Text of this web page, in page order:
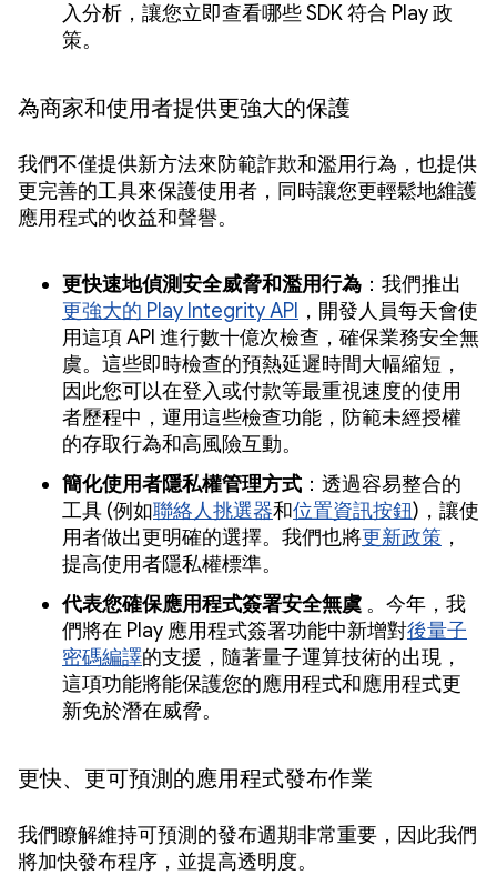
入分析，讓您立即查看哪些 SDK 符合 Play 政
策。
為商家和使用者提供更強大的保護
我們不僅提供新方法來防範詐欺和濫用行為，也提供
更完善的工具來保護使用者，同時讓您更輕鬆地維護
應用程式的收益和聲譽。
更快速地偵測安全威脅和濫用行為 ：我們推出
更強大的 Play Integrity API ，開發人員每天會使
用這項 API 進行數十億次檢查，確保業務安全無
虞。這些即時檢查的預熱延遲時間大幅縮短，
因此您可以在登入或付款等最重視速度的使用
者歷程中，運用這些檢查功能，防範未經授權
的存取行為和高風險互動。
簡化使用者隱私權管理方式 ：透過容易整合的
工具 (例如聯絡人挑選器和位置資訊按鈕)，讓使
用者做出更明確的選擇。我們也將更新政策 ，
提高使用者隱私權標準。
代表您確保應用程式簽署安全無虞 。今年，我
們將在 Play 應用程式簽署功能中新增對後量子
密碼編譯的支援，隨著量子運算技術的出現，
這項功能將能保護您的應用程式和應用程式更
新免於潛在威脅。
更快、更可預測的應用程式發布作業
我們瞭解維持可預測的發布週期非常重要，因此我們
將加快發布程序，並提高透明度。